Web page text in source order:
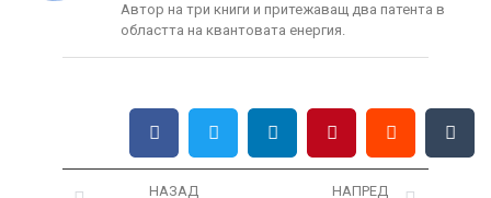
Автор на три книги и притежаващ два патента в
областта на квантовата енергия.
НАЗАД
НАПРЕД